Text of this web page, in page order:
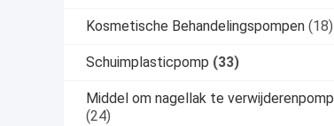
Kosmetische Behandelingspompen (18)
Schuimplasticpomp (33)
Middel om nagellak te verwijderenpomp
(24)